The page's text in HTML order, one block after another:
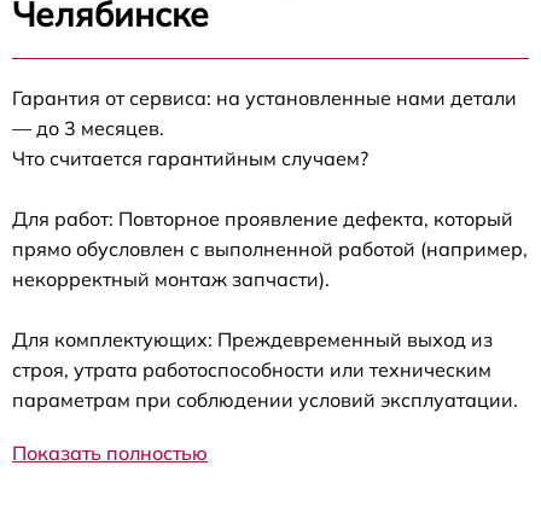
Челябинске
Гарантия от сервиса: на установленные нами детали
— до 3 месяцев.
Что считается гарантийным случаем?
Для работ: Повторное проявление дефекта, который
прямо обусловлен с выполненной работой (например,
некорректный монтаж запчасти).
Для комплектующих: Преждевременный выход из
строя, утрата работоспособности или техническим
параметрам при соблюдении условий эксплуатации.
Показать полностью